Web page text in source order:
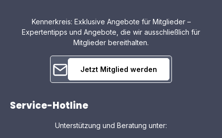
Kennerkreis: Exklusive Angebote für Mitglieder –
Expertentipps und Angebote, die wir ausschließlich für
Mitglieder bereithalten.
Jetzt Mitglied werden
Service-Hotline
Unterstützung und Beratung unter: